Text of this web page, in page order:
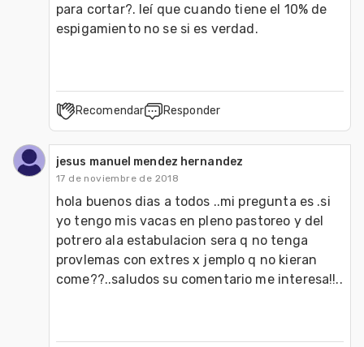
para cortar?. leí que cuando tiene el 10% de
espigamiento no se si es verdad.
Recomendar Responder
jesus manuel mendez hernandez
17 de noviembre de 2018
hola buenos dias a todos ..mi pregunta es .si
yo tengo mis vacas en pleno pastoreo y del
potrero ala estabulacion sera q no tenga
provlemas con extres x jemplo q no kieran
come??..saludos su comentario me interesa!!..